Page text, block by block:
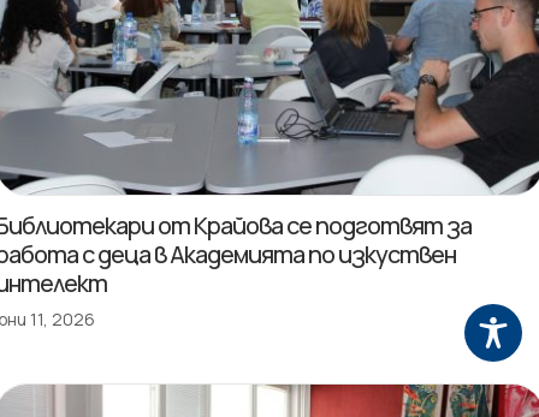
от Крайова се подготвят за
с деца в Академията по изкуствен
11, 2026